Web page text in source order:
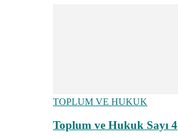
TOPLUM VE HUKUK
Toplum ve Hukuk Sayı 4